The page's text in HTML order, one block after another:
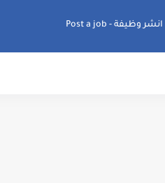
انشر وظيفة - Post a job